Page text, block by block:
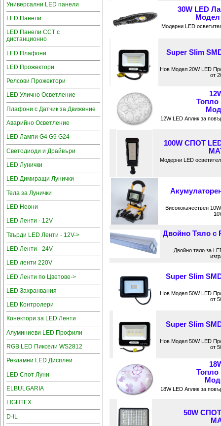
Универсални LED панели
LED Панели
LED Панели CCT с
дистанционно
LED Плафони
LED Прожектори
Релсови Прожектори
LED Улично Осветление
Плафони с Датчик за Движение
Аварийно Осветление
LED Лампи G4 G9 G24
Светодиоди и Драйвъри
LED Лунички
LED Димиращи Лунички
Тела за Лунички
LED Неони
LED Ленти - 12V
Твърди LED Ленти - 12V->
LED Ленти - 24V
LED ленти 220V
LED Ленти по Цветове->
LED Захранвания
LED Контролери
Конектори за LED Ленти
Алуминиеви LED Профили
RGB LED Пиксели WS2812
Рекламни LED Дисплеи
LED Спот Луни
ELBULGARIA
LIGHTEX
D-iL
30W LED
Модел
Модерни LED
Super Slim
Нов Модел 20W LED
от
Топло
12W LED Аплик за
100W СПОТ
Модерни LED
Висококачествен
Двойно Тяло с
Двойно тяло за
Super Slim
Нов Модел 50W LED
от
Super Slim
Нов Модел 50W LED
от
Топло
18W LED Аплик за
50W